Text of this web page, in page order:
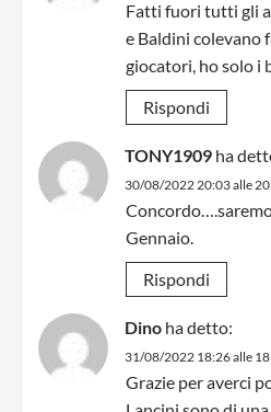
Fatti fuori tutti gli
e Baldini colevano
giocatori, ho solo i
Rispondi
TONY1909 ha
30/08/2022 20:03 alle
Concordo….saremo
Gennaio.
Rispondi
Dino ha detto:
31/08/2022 18:26 alle
Grazie per averci